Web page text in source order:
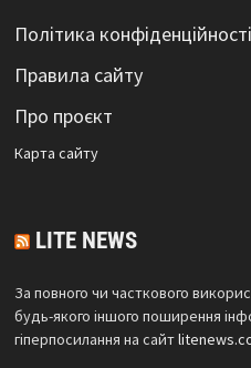
Політика конфіденційності
Правила сайту
Про проєкт
Карта сайтy
LITE NEWS
За повного чи часткового
будь-якого іншого поширення
гіперпосилання на сайт